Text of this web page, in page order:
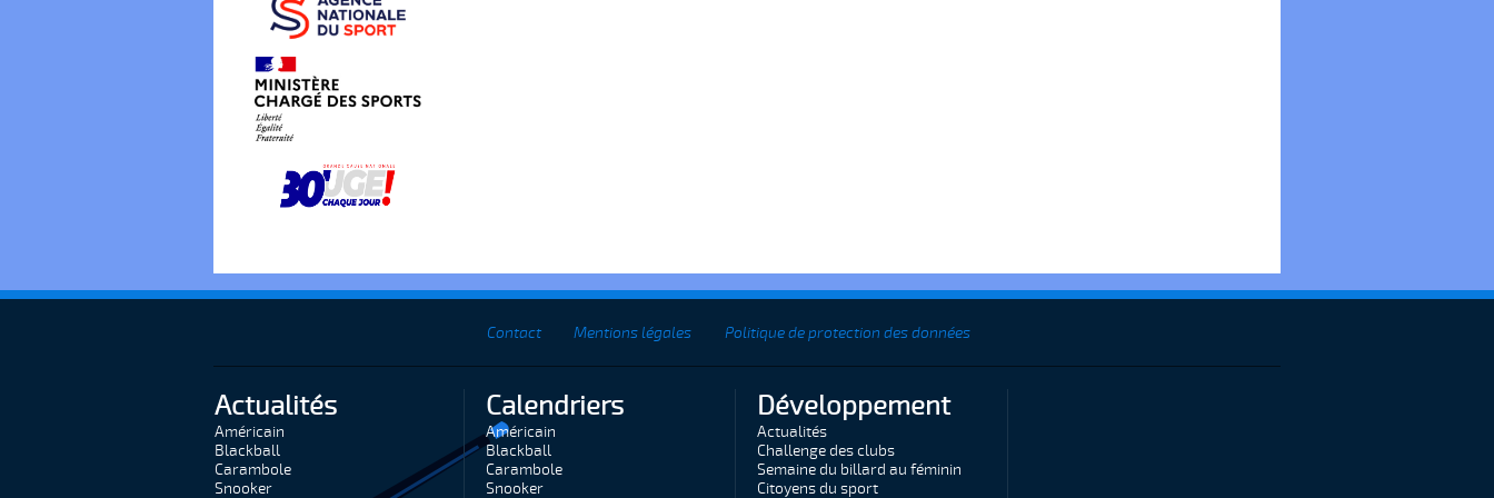
Contact Mentions légales Politique de protection des données
Actualités
Américain
Blackball
Carambole
Snooker
Calendriers
Américain
Blackball
Carambole
Snooker
Développement
Actualités
Challenge des clubs
Semaine du billard au féminin
Citoyens du sport